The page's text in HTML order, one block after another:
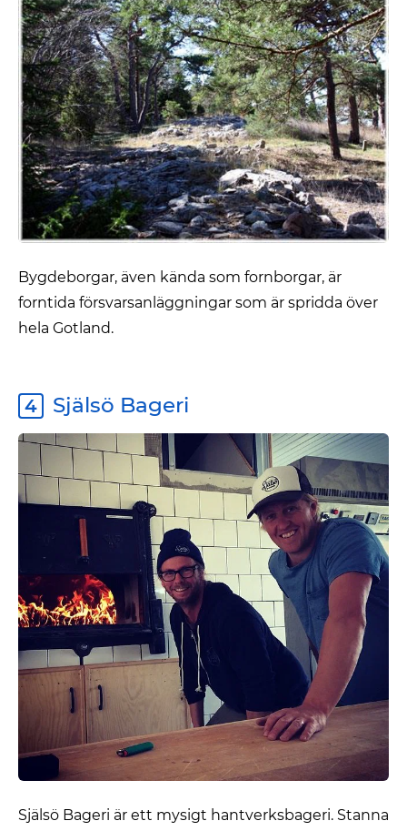
Bygdeborgar, även kända som fornborgar, är
forntida försvarsanläggningar som är spridda över
hela Gotland.
4 Själsö Bageri
Själsö Bageri är ett mysigt hantverksbageri. Stanna